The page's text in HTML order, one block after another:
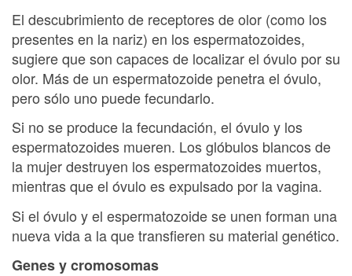
El descubrimiento de receptores de olor (como los
presentes en la nariz) en los espermatozoides,
sugiere que son capaces de localizar el óvulo por su
olor. Más de un espermatozoide penetra el óvulo,
pero sólo uno puede fecundarlo.
Si no se produce la fecundación, el óvulo y los
espermatozoides mueren. Los glóbulos blancos de
la mujer destruyen los espermatozoides muertos,
mientras que el óvulo es expulsado por la vagina.
Si el óvulo y el espermatozoide se unen forman una
nueva vida a la que transfieren su material genético.
Genes y cromosomas